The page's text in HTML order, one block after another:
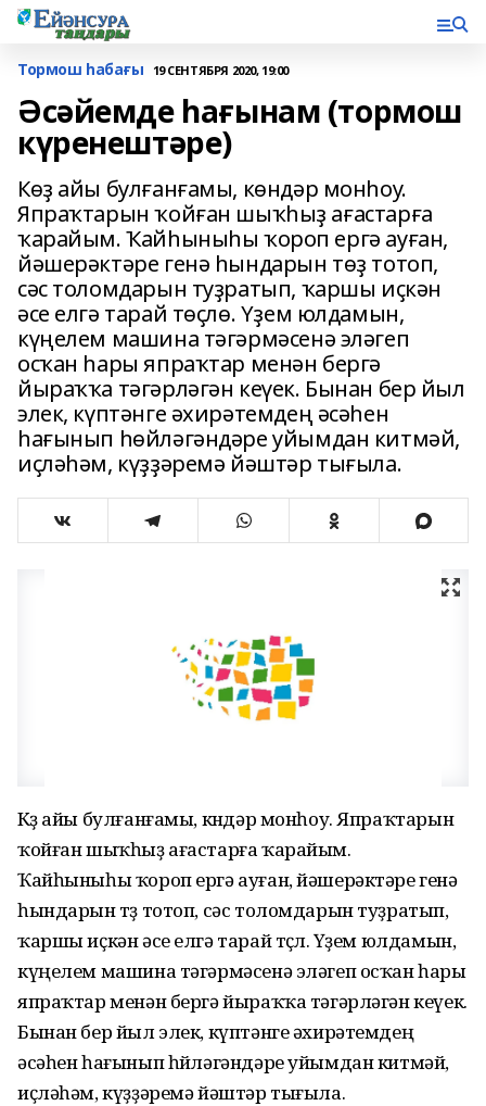
Тормош һабағы 19 СЕНТЯБРЯ 2020, 19:00
Әсәйемде һағынам (тормош
күренештәре)
Көҙ айы булғанғамы, көндәр монһоу.
Япраҡтарын ҡойған шыҡһыҙ ағастарға
ҡарайым. Ҡайһыныһы ҡороп ергә ауған,
йәшерәктәре генә һындарын төҙ тотоп,
сәс толомдарын туҙратып, ҡаршы иҫкән
әсе елгә тарай төҫлө. Үҙем юлдамын,
күңелем машина тәгәрмәсенә эләгеп
осҡан һары япраҡтар менән бергә
йыраҡҡа тәгәрләгән кеүек. Бынан бер йыл
элек, күптәнге әхирәтемдең әсәһен
һағынып һөйләгәндәре уйымдан китмәй,
иҫләһәм, күҙҙәремә йәштәр тығыла.
Көҙ айы булғанғамы, көндәр монһоу. Япраҡтарын
ҡойған шыҡһыҙ ағастарға ҡарайым.
Ҡайһыныһы ҡороп ергә ауған, йәшерәктәре генә
һындарын төҙ тотоп, сәс толомдарын туҙратып,
ҡаршы иҫкән әсе елгә тарай төҫлө. Үҙем юлдамын,
күңелем машина тәгәрмәсенә эләгеп осҡан һары
япраҡтар менән бергә йыраҡҡа тәгәрләгән кеүек.
Бынан бер йыл элек, күптәнге әхирәтемдең
әсәһен һағынып һөйләгәндәре уйымдан китмәй,
иҫләһәм, күҙҙәремә йәштәр тығыла.